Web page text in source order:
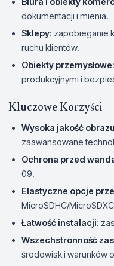
dokumentacji i mienia.
Sklepy: zapobieganie
ruchu klientów.
Obiekty przemysłowe
produkcyjnymi i
Kluczowe Korzyści
Wysoka jakość obrazu
zaawansowane
Ochrona przed
09.
Elastyczne opcje
MicroSDHC/
Łatwość instalacji:
Wszechstronność
środowisk i warunków